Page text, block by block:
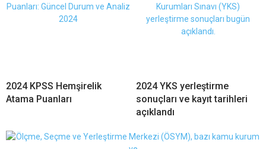
2024 KPSS Hemşirelik
Atama Puanları
2024 YKS yerleştirme
sonuçları ve kayıt tarihleri
açıklandı